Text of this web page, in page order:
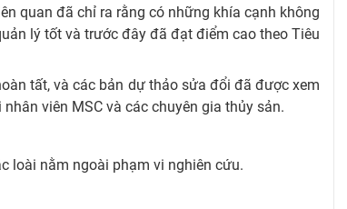
quan đã chỉ ra rằng có những khía cạnh không
lý tốt và trước đây đã đạt điểm cao theo Tiêu
tất, và các bản dự thảo sửa đổi đã được xem
viên MSC và các chuyên gia thủy sản.
loài nằm ngoài phạm vi nghiên cứu.